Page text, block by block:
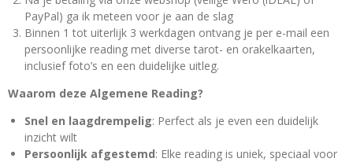
PayPal) ga ik meteen voor je aan de slag
Binnen 1 tot uiterlijk 3 werkdagen ontvang je per e-mail een
persoonlijke reading met diverse tarot- en orakelkaarten,
inclusief foto’s en een duidelijke uitleg.
Waarom deze Algemene Reading?
Snel en laagdrempelig: Perfect als je even een duidelijk
inzicht wilt
Persoonlijk afgestemd: Elke reading is uniek, speciaal voor